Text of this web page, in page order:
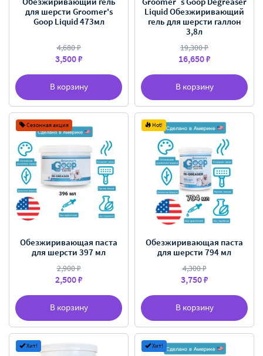
В корзину
для шерсти Groomer's
Goop Liquid 473мл
4,680 ₽
3,500 ₽
В корзину
Liquid Обезжиривающий
гель для шерсти галлон
3,8л
19,300 ₽
16,650 ₽
Сезонная акция
В корзину
Обезжиривающая паста
для шерсти 397 мл
2,900 ₽
2,500 ₽
Hot!
В корзину
Обезжиривающая паста
для шерсти 794 мл
4,300 ₽
3,750 ₽
Хит! Хит!